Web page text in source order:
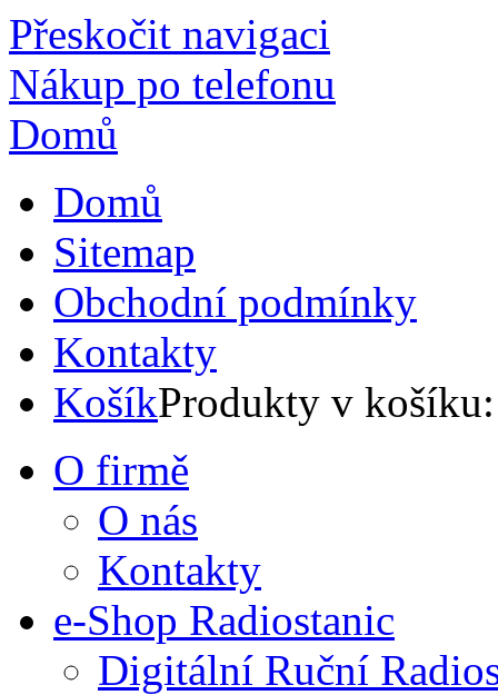
Přeskočit navigaci
Nákup po telefonu
Domů
Domů
Sitemap
Obchodní podmínky
Kontakty
KošíkProdukty v
O firmě
O nás
Kontakty
e-Shop Radiostanic
Digitální Ruční